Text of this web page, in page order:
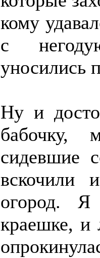
кому
с
уносились
Ну и
бабочку,
сидевшие
вскочили
огород. Я
краешке, и